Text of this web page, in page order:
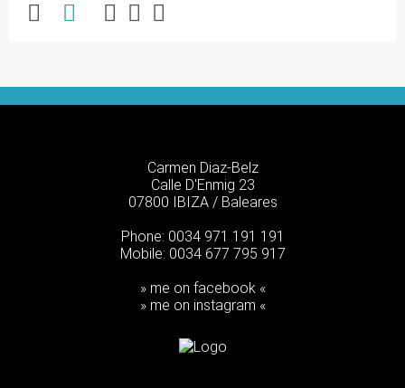
Carmen Diaz-Belz
Calle D'Enmig 23
07800 IBIZA / Baleares
Phone: 0034 971 191 191
Mobile: 0034 677 795 917
» me on facebook «
» me on instagram «